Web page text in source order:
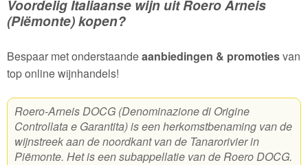
Witte wijn
Porto
Wijnpakketten
Kleine flesjes
Voordelig Italiaanse wijn uit Roero Arneis
(Piëmonte) kopen?
Bespaar met onderstaandeaanbiedingen & promotiesvan
top online wijnhandels!
Roero-Arneis DOCG (Denominazione di Origine
Controllata e Garantita) is een herkomstbenaming van de
wijnstreek aan de noordkant van de Tanarorivier in
Piëmonte. Het is een subappellatie van de Roero DOCG.